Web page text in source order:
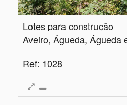
Lotes para construção
Aveiro, Águeda, Águeda
Ref: 1028